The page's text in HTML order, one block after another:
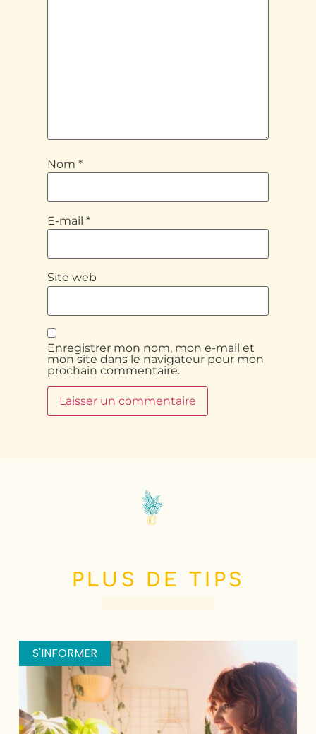
Nom*
E-mail*
Site web
Enregistrer mon nom, mon e-mail et
mon site dans le navigateur pour mon
prochain commentaire.
PLUS DE TIPS
S'INFORMER